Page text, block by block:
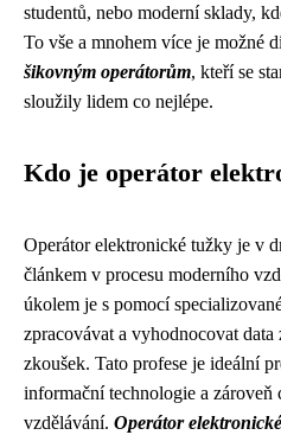
studentů, nebo moderní sklady,
To vše a mnohem více je možné
šikovným operátorům, kteří se
sloužily lidem co nejlépe.
Kdo je operátor
Operátor elektronické tužky je v
článkem v procesu moderního
úkolem je s pomocí
zpracovávat a vyhodnocovat
zkoušek. Tato profese je ideální
informační technologie a zároveň
vzdělávání. Operátor